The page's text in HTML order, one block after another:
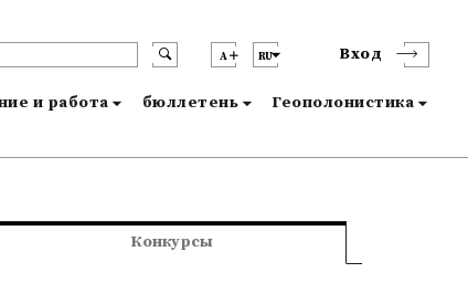
A RU Вход
и работа бюллетень Геополонистика
Конкурсы